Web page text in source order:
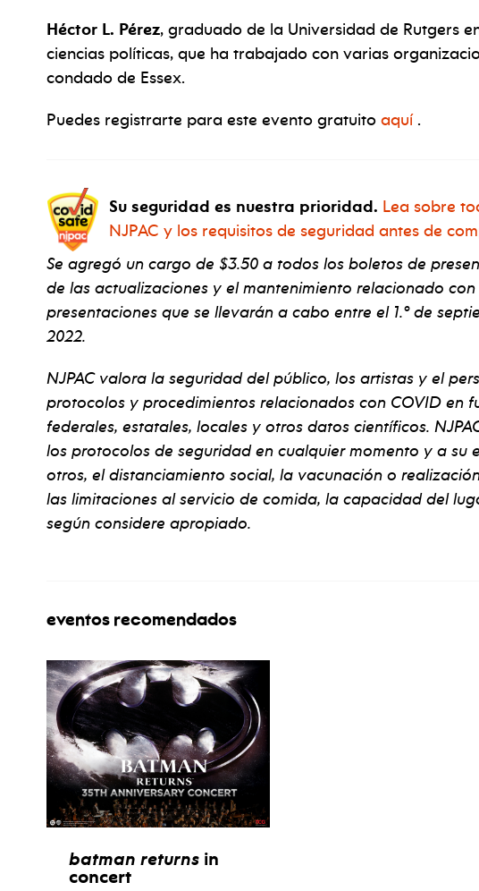
Héctor L. Pérez, graduado de la Universidad de Rutgers
ciencias políticas, que ha trabajado con varias
condado de Essex.
Puedes registrarte para este evento gratuito aquí.
Su seguridad es nuestra prioridad. Lea sobre
NJPAC y los requisitos de seguridad antes de
Se agregó un cargo de $3.50 a todos los boletos de
de las actualizaciones y el mantenimiento relacionado con
presentaciones que se llevarán a cabo entre el 1.º de
2022.
NJPAC valora la seguridad del público, los artistas y el
protocolos y procedimientos relacionados con COVID en
federales, estatales, locales y otros datos científicos.
los protocolos de seguridad en cualquier momento y a su
otros, el distanciamiento social, la vacunación o
las limitaciones al servicio de comida, la capacidad del
según considere apropiado.
eventos recomendados
batman returns in
concert